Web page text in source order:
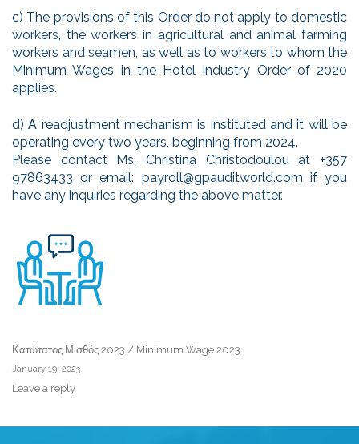
c) The provisions of this Order do not apply to domestic
workers, the workers in agricultural and animal farming
workers and seamen, as well as to workers to whom the
Minimum Wages in the Hotel Industry Order of 2020
applies.
d) Α readjustment mechanism is instituted and it will be
operating every two years, beginning from 2024.
Please contact Ms. Christina Christodoulou at +357
97863433 or email: payroll@gpauditworld.com if you
have any inquiries regarding the above matter.
Κατώτατος Μισθός 2023 / Minimum Wage 2023
January 19, 2023
Leave a reply